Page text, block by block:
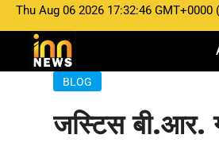
Thu Aug 06 2026 17:32:46
BLOG
जस्टिस बी.आर.